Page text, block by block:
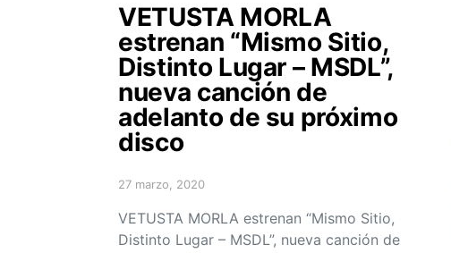
VETUSTA MORLA
estrenan “Mismo Sitio,
Distinto Lugar – MSDL”,
nueva canción de
adelanto de su próximo
disco
Posted on
27 marzo, 2020
VETUSTA MORLA estrenan “Mismo Sitio,
Distinto Lugar – MSDL”, nueva canción de